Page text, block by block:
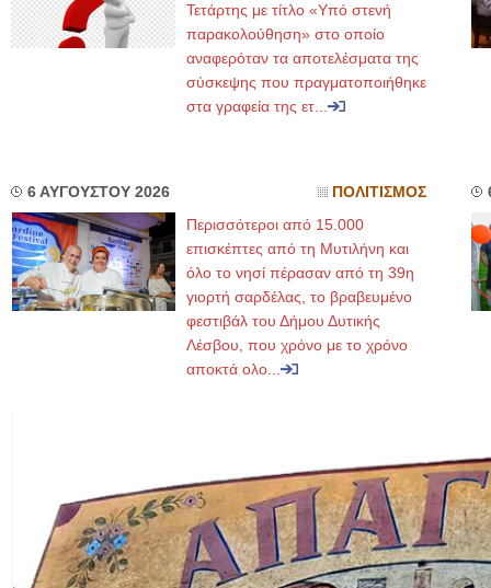
Τετάρτης με τίτλο «Υπό στενή
παρακολούθηση» στο οποίο
αναφερόταν τα αποτελέσματα της
σύσκεψης που πραγματοποιήθηκε
στα γραφεία της ετ...
6 ΑΥΓΟΥΣΤΟΥ 2026 ΠΟΛΙΤΙΣΜΟΣ
Περισσότεροι από 15.000
επισκέπτες από τη Μυτιλήνη και
όλο το νησί πέρασαν από τη 39η
γιορτή σαρδέλας, το βραβευμένο
φεστιβάλ του Δήμου Δυτικής
Λέσβου, που χρόνο με το χρόνο
αποκτά ολο...